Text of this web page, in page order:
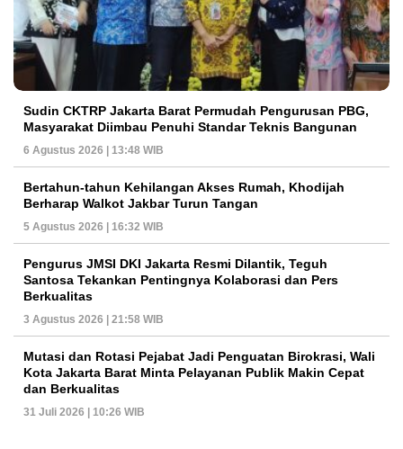
Sudin CKTRP Jakarta Barat Permudah Pengurusan PBG,
Masyarakat Diimbau Penuhi Standar Teknis Bangunan
6 Agustus 2026 | 13:48 WIB
Bertahun-tahun Kehilangan Akses Rumah, Khodijah
Berharap Walkot Jakbar Turun Tangan
5 Agustus 2026 | 16:32 WIB
Pengurus JMSI DKI Jakarta Resmi Dilantik, Teguh
Santosa Tekankan Pentingnya Kolaborasi dan Pers
Berkualitas
3 Agustus 2026 | 21:58 WIB
Mutasi dan Rotasi Pejabat Jadi Penguatan Birokrasi, Wali
Kota Jakarta Barat Minta Pelayanan Publik Makin Cepat
dan Berkualitas
31 Juli 2026 | 10:26 WIB